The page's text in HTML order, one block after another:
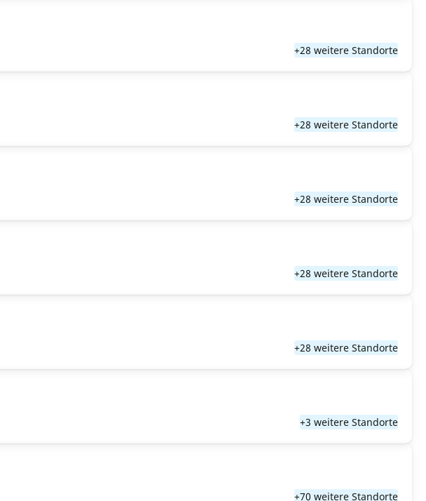
+28 weitere Standorte
+28 weitere Standorte
+28 weitere Standorte
+28 weitere Standorte
+28 weitere Standorte
+3 weitere Standorte
+70 weitere Standorte